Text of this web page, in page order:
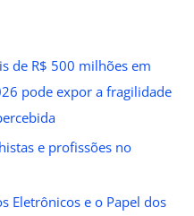
de R$ 500 milhões em
pode expor a fragilidade
e profissões no
Eletrônicos e o Papel dos